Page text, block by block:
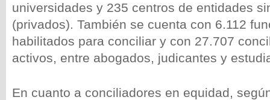
universidades y 235 centros de entidades
(privados). También se cuenta con 6.112
habilitados para conciliar y con 27.707
activos, entre abogados, judicantes y
En cuanto a conciliadores en equidad,